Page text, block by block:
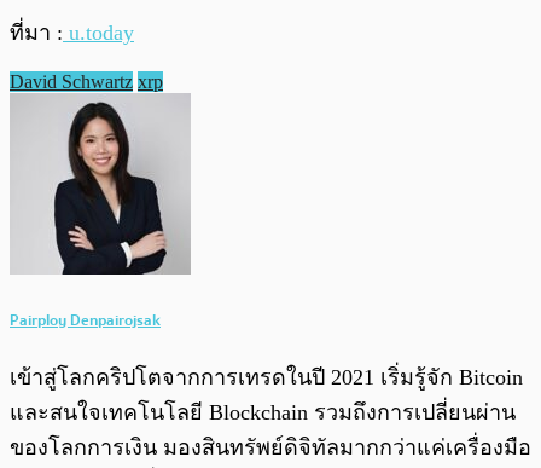
ที่มา : u.today
David Schwartz xrp
Pairploy Denpairojsak
เข้าสู่โลกคริปโตจากการเทรดในปี 2021 เริ่มรู้จัก Bitcoin
และสนใจเทคโนโลยี Blockchain รวมถึงการเปลี่ยนผ่าน
ของโลกการเงิน มองสินทรัพย์ดิจิทัลมากกว่าแค่เครื่องมือ